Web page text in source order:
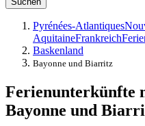
Pyrénées-Atlantiques
AquitaineFrankreich
Baskenland
Bayonne und Biarritz
Ferienunterkünfte
Bayonne und